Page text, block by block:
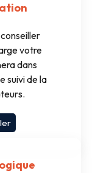
votre
dans
suivi de la